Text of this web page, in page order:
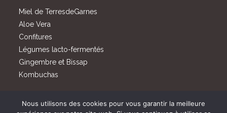
Miel de TerresdeGarnes
Aloe Vera
Confitures
Légumes lacto-fermentés
Gingembre et Bissap
Kombuchas
Nous utilisons des cookies pour vous garantir la meilleure